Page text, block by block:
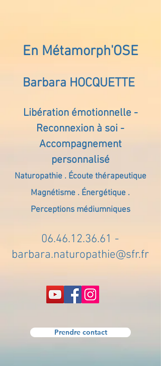
En Métamorph'OSE
Barbara HOCQUETTE
Libération émotionnelle -
Reconnexion à soi -
Accompagnement
personnalisé
Naturopathie . Écoute thérapeutique
Magnétisme . Énergétique .
Perceptions médiumniques
06.46.12.36.61 -
barbara.naturopathie@sfr.fr
Prendre contact